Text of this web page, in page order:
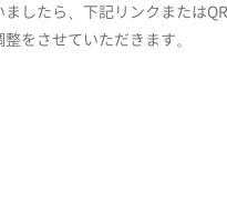
したら、下記リンクまたは
をさせていただきます。